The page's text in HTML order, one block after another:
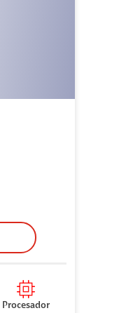
Procesador